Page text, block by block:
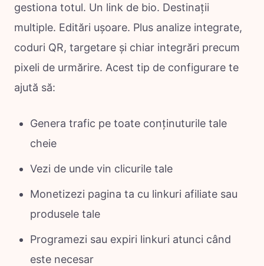
gestiona totul. Un link de bio. Destinații
multiple. Editări ușoare. Plus analize integrate,
coduri QR, targetare și chiar integrări precum
pixeli de urmărire. Acest tip de configurare te
ajută să:
Genera trafic pe toate conținuturile tale
cheie
Vezi de unde vin clicurile tale
Monetizezi pagina ta cu linkuri afiliate sau
produsele tale
Programezi sau expiri linkuri atunci când
este necesar